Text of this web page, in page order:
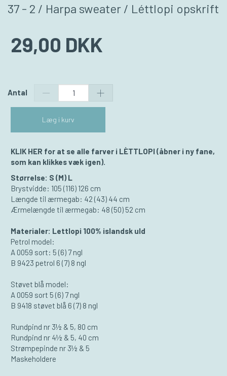
37 - 2 / Harpa sweater / Léttlopi opskrift
29,00 DKK
Antal
Læg i kurv
KLIK HER for at se alle farver i LÈTTLOPI (åbner i ny fane,
som kan klikkes væk igen).
Størrelse: S (M) L
Brystvidde: 105 (116) 126 cm
Længde til ærmegab: 42 (43) 44 cm
​Ærmelængde til ærmegab: 48 (50) 52 cm
Materialer: Lettlopi 100% islandsk uld
Petrol model:
​A 0059 sort: 5 (6) 7 ngl
B 9423 petrol 6 (7) 8 ngl
Støvet blå model:
A 0059 sort 5 (6) 7 ngl
B 9418 støvet blå 6 (7) 8 ngl
​Rundpind nr 3½ & 5, 80 cm
​Rundpind nr 4½ & 5, 40 cm
Strømpepinde nr 3½ & 5
​Maskeholdere